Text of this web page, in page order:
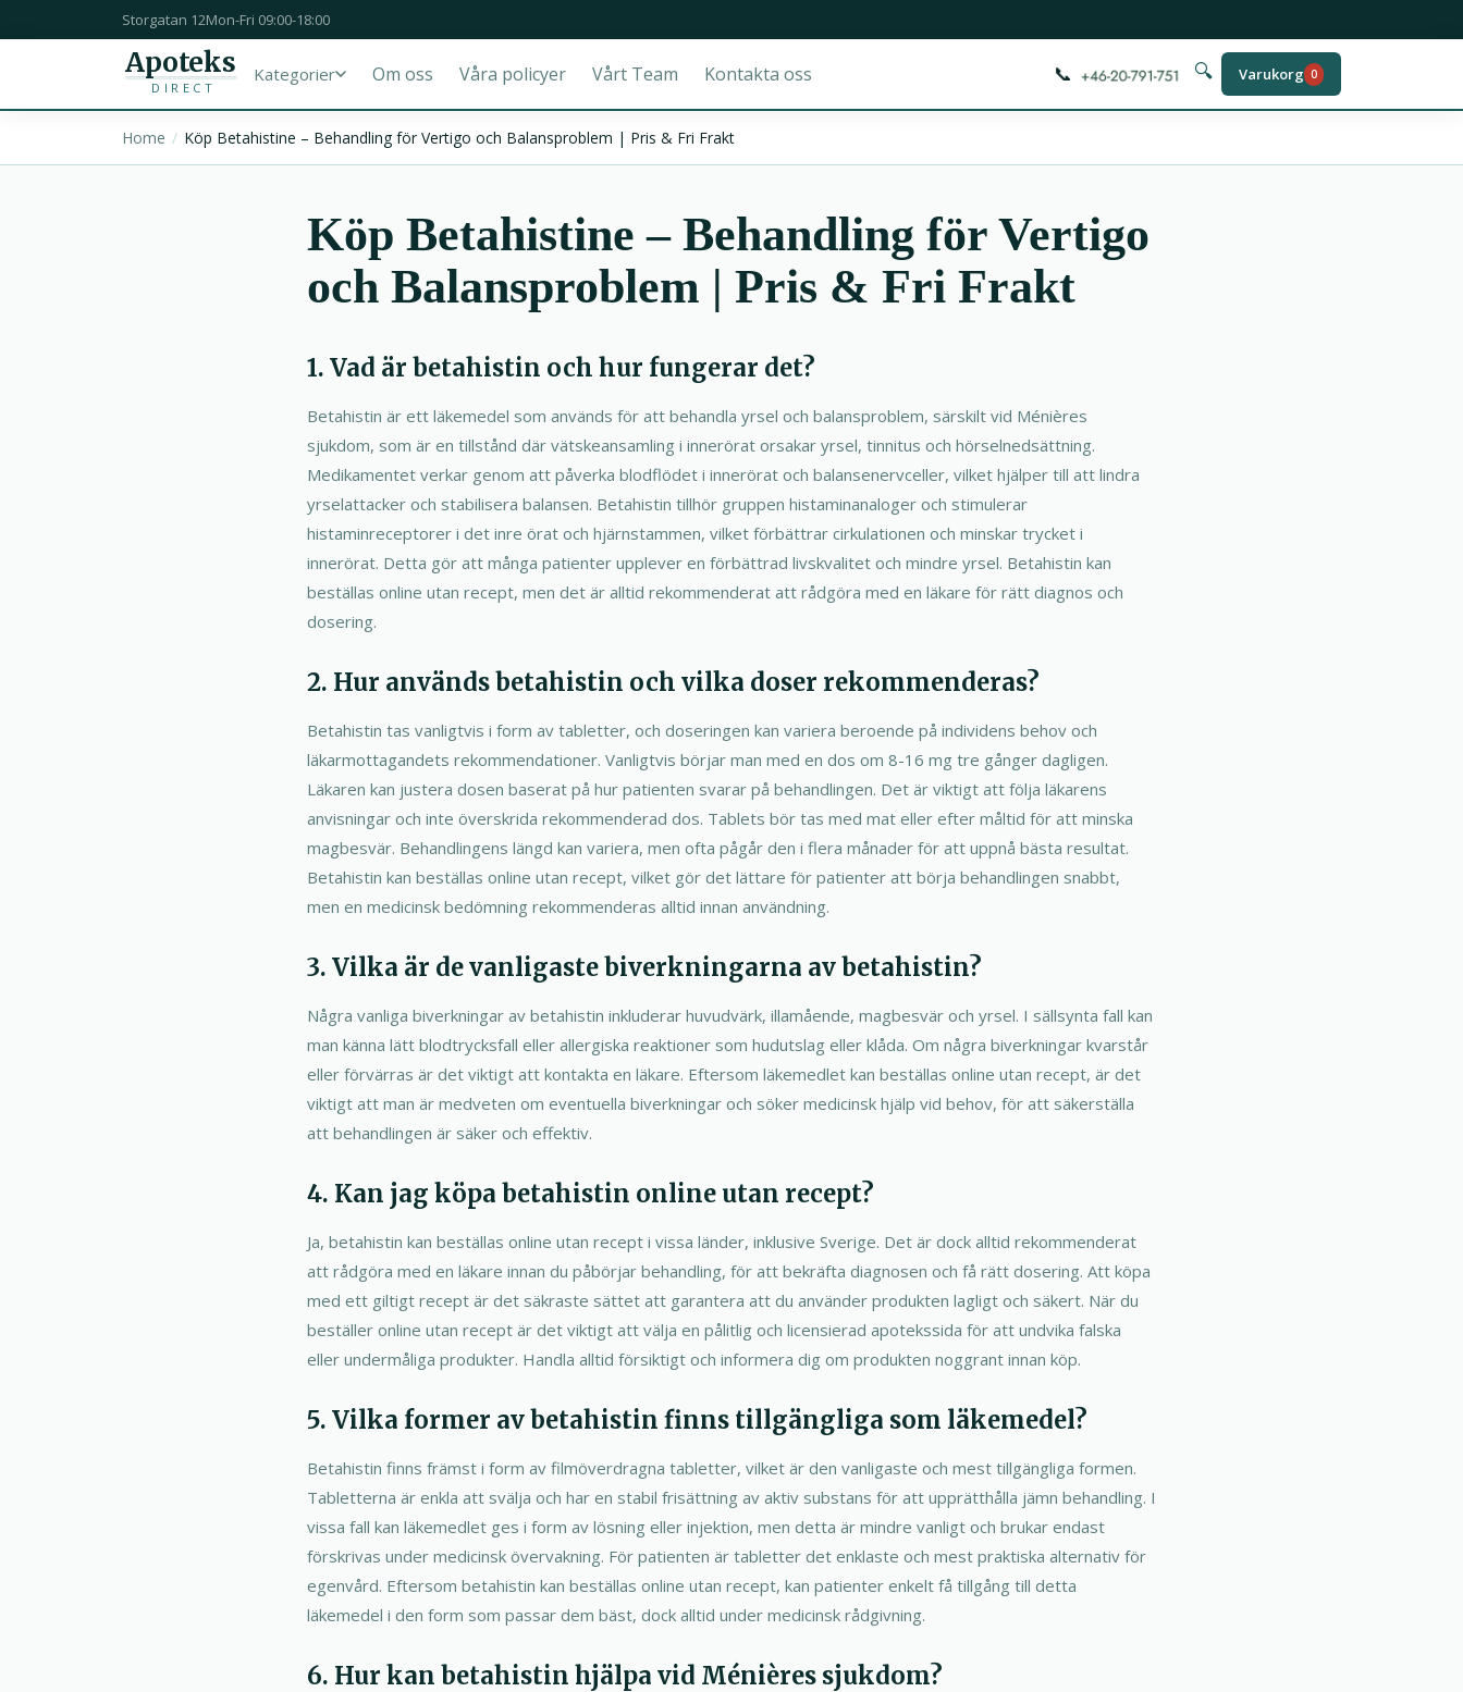
Storgatan 12Mon-Fri 09:00-18:00
Apoteks
DIRECT
Kategorier Om oss Våra policyer Vårt Team Kontakta oss 📞 🔍 Varukorg 0
Home Köp Betahistine – Behandling för Vertigo och Balansproblem | Pris & Fri Frakt
Köp Betahistine – Behandling för Vertigo
och Balansproblem | Pris & Fri Frakt
1. Vad är betahistin och hur fungerar det?
Betahistin är ett läkemedel som används för att behandla yrsel och balansproblem, särskilt vid Ménières
sjukdom, som är en tillstånd där vätskeansamling i innerörat orsakar yrsel, tinnitus och hörselnedsättning.
Medikamentet verkar genom att påverka blodflödet i innerörat och balansenervceller, vilket hjälper till att lindra
yrselattacker och stabilisera balansen. Betahistin tillhör gruppen histaminanaloger och stimulerar
histaminreceptorer i det inre örat och hjärnstammen, vilket förbättrar cirkulationen och minskar trycket i
innerörat. Detta gör att många patienter upplever en förbättrad livskvalitet och mindre yrsel. Betahistin kan
beställas online utan recept, men det är alltid rekommenderat att rådgöra med en läkare för rätt diagnos och
dosering.
2. Hur används betahistin och vilka doser rekommenderas?
Betahistin tas vanligtvis i form av tabletter, och doseringen kan variera beroende på individens behov och
läkarmottagandets rekommendationer. Vanligtvis börjar man med en dos om 8-16 mg tre gånger dagligen.
Läkaren kan justera dosen baserat på hur patienten svarar på behandlingen. Det är viktigt att följa läkarens
anvisningar och inte överskrida rekommenderad dos. Tablets bör tas med mat eller efter måltid för att minska
magbesvär. Behandlingens längd kan variera, men ofta pågår den i flera månader för att uppnå bästa resultat.
Betahistin kan beställas online utan recept, vilket gör det lättare för patienter att börja behandlingen snabbt,
men en medicinsk bedömning rekommenderas alltid innan användning.
3. Vilka är de vanligaste biverkningarna av betahistin?
Några vanliga biverkningar av betahistin inkluderar huvudvärk, illamående, magbesvär och yrsel. I sällsynta fall kan
man känna lätt blodtrycksfall eller allergiska reaktioner som hudutslag eller klåda. Om några biverkningar kvarstår
eller förvärras är det viktigt att kontakta en läkare. Eftersom läkemedlet kan beställas online utan recept, är det
viktigt att man är medveten om eventuella biverkningar och söker medicinsk hjälp vid behov, för att säkerställa
att behandlingen är säker och effektiv.
4. Kan jag köpa betahistin online utan recept?
Ja, betahistin kan beställas online utan recept i vissa länder, inklusive Sverige. Det är dock alltid rekommenderat
att rådgöra med en läkare innan du påbörjar behandling, för att bekräfta diagnosen och få rätt dosering. Att köpa
med ett giltigt recept är det säkraste sättet att garantera att du använder produkten lagligt och säkert. När du
beställer online utan recept är det viktigt att välja en pålitlig och licensierad apotekssida för att undvika falska
eller undermåliga produkter. Handla alltid försiktigt och informera dig om produkten noggrant innan köp.
5. Vilka former av betahistin finns tillgängliga som läkemedel?
Betahistin finns främst i form av filmöverdragna tabletter, vilket är den vanligaste och mest tillgängliga formen.
Tabletterna är enkla att svälja och har en stabil frisättning av aktiv substans för att upprätthålla jämn behandling. I
vissa fall kan läkemedlet ges i form av lösning eller injektion, men detta är mindre vanligt och brukar endast
förskrivas under medicinsk övervakning. För patienten är tabletter det enklaste och mest praktiska alternativ för
egenvård. Eftersom betahistin kan beställas online utan recept, kan patienter enkelt få tillgång till detta
läkemedel i den form som passar dem bäst, dock alltid under medicinsk rådgivning.
6. Hur kan betahistin hjälpa vid Ménières sjukdom?